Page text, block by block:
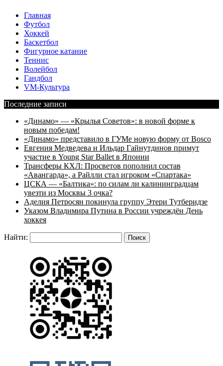
Главная
Футбол
Хоккей
Баскетбол
Фигурное катание
Теннис
Волейбол
Гандбол
VM-Культура
Последние записи
«Динамо» — «Крылья Советов»: в новой форме к
новым победам!
«Динамо» представило в ГУМе новую форму от Bosco
Евгения Медведева и Ильдар Гайнутдинов примут
участие в Young Star Ballet в Японии
Трансферы КХЛ: Просветов пополнил состав
«Авангарда», а Райлли стал игроком «Спартака»
ЦСКА — «Балтика»: по силам ли калининградцам
увезти из Москвы 3 очка?
Аделия Петросян покинула группу Этери Тутберидзе
Указом Владимира Путина в России учреждён День
хоккея
Найти: